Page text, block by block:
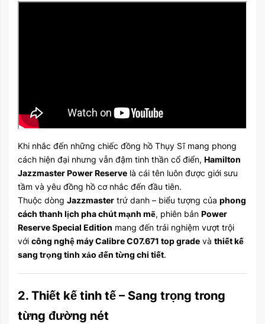
Khi nhắc đến những chiếc đồng hồ Thụy Sĩ mang phong
cách hiện đại nhưng vẫn đậm tinh thần cổ điển, Hamilton
Jazzmaster Power Reserve là cái tên luôn được giới sưu
tầm và yêu đồng hồ cơ nhắc đến đầu tiên.
Thuộc dòng Jazzmaster trứ danh – biểu tượng của phong
cách thanh lịch pha chút mạnh mẽ, phiên bản Power
Reserve Special Edition mang đến trải nghiệm vượt trội
với công nghệ máy Calibre C07.671 top grade và thiết kế
sang trọng tinh xảo đến từng chi tiết.
2. Thiết kế tinh tế – Sang trọng trong
từng đường nét